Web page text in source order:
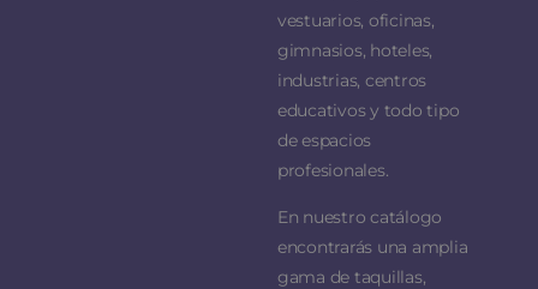
vestuarios, oficinas,
gimnasios, hoteles,
industrias, centros
educativos y todo tipo
de espacios
profesionales.
En nuestro catálogo
encontrarás una amplia
gama de taquillas,